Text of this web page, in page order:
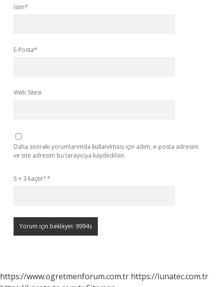
İsim*
E-Posta*
Web Sitesi
Daha sonraki yorumlarımda kullanılması için adım, e-posta adresim
ve site adresim bu tarayıcıya kaydedilsin.
5 + 3 kaçtır?*
https://www.ogretmenforum.com.tr https://lunatec.com.tr